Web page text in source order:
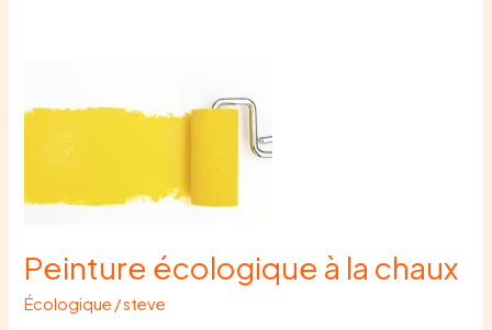
Peinture écologique à la chaux
Écologique /steve
écologique